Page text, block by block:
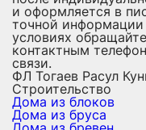
и оформляется в
точной
условиях
контактным
связи.
ФЛ Тогаев Расул
Строительство
Дома из блоков
Дома из бруса